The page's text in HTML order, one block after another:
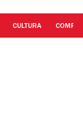
CULTURA